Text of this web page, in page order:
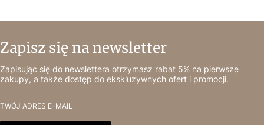
Zapisz się na newsletter
Zapisując się do newslettera otrzymasz rabat 5% na pierwsze
zakupy, a także dostęp do ekskluzywnych ofert i promocji.
TWÓJ ADRES E-MAIL